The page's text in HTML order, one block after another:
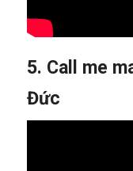
5. Call me
Đức